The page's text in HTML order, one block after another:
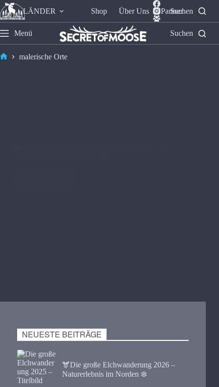
LÄNDER Shop Über Uns Partner
Suchen
Menü Suchen
malerische Orte
NEUESTE BEITRÄGE
🫎​Die große Elchwanderung 2026 –
Naturerlebnis im Norden ❄️